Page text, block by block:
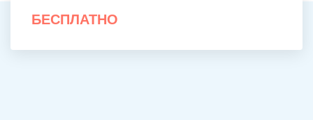
БЕСПЛАТНО